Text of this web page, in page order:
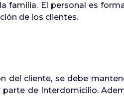
familia. El personal es
de los clientes.
cliente, se debe
de Interdomicilio.